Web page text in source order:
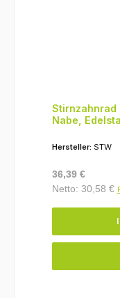
Stirnzahnrad
Nabe,
Hersteller: STW
Regulärer Preis:
36,39 €
Netto: 30,58 €